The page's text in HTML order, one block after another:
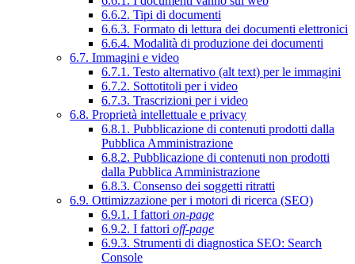
6.6.2. Tipi di documenti
6.6.3. Formato di lettura dei documenti elettronici
6.6.4. Modalità di produzione dei documenti
6.7. Immagini e video
6.7.1. Testo alternativo (alt text) per le immagini
6.7.2. Sottotitoli per i video
6.7.3. Trascrizioni per i video
6.8. Proprietà intellettuale e privacy
6.8.1. Pubblicazione di contenuti prodotti dalla
Pubblica Amministrazione
6.8.2. Pubblicazione di contenuti non prodotti
dalla Pubblica Amministrazione
6.8.3. Consenso dei soggetti ritratti
6.9. Ottimizzazione per i motori di ricerca (SEO)
6.9.1. I fattori on-page
6.9.2. I fattori off-page
6.9.3. Strumenti di diagnostica SEO: Search
Console